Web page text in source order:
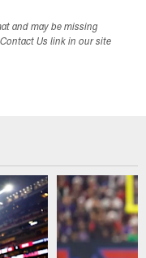
and may be missing
Us link in our site